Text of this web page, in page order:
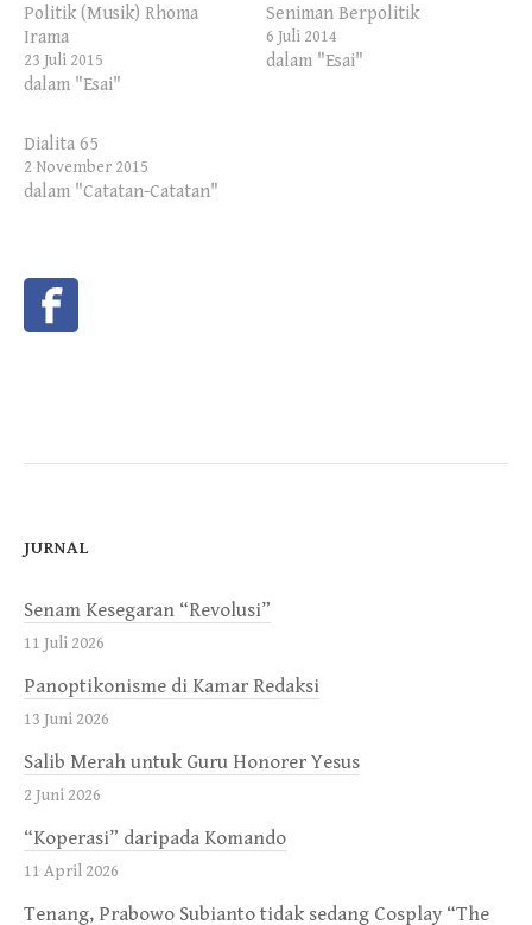
Politik (Musik) Rhoma
Irama
23 Juli 2015
dalam "Esai"
Seniman Berpolitik
6 Juli 2014
dalam "Esai"
Dialita 65
2 November 2015
dalam "Catatan-Catatan"
JURNAL
Senam Kesegaran “Revolusi”
11 Juli 2026
Panoptikonisme di Kamar Redaksi
13 Juni 2026
Salib Merah untuk Guru Honorer Yesus
2 Juni 2026
“Koperasi” daripada Komando
11 April 2026
Tenang, Prabowo Subianto tidak sedang Cosplay “The